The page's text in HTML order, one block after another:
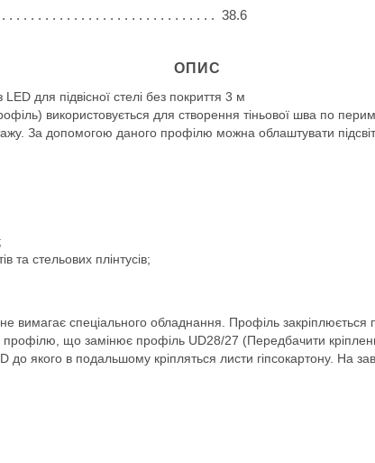
38.6
ОПИС
для підвісної стелі без покриття 3 м
використовується для створення тіньової шва по
За допомогою даного профілю можна облаштувати
та стельових плінтусів;
вимагає спеціального обладнання. Профіль
профілю, що замінює профіль UD28/27 (Передбачити
якого в подальшому кріпляться листи гіпсокартону. На